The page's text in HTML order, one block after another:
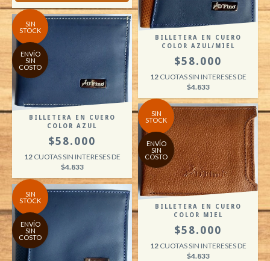
SIN
STOCK
ENVÍO
SIN
COSTO
BILLETERA EN CUERO
COLOR AZUL
$58.000
12 CUOTAS SIN INTERESES DE
$4.833
BILLETERA EN CUERO
COLOR AZUL/MIEL
$58.000
12 CUOTAS SIN INTERESES DE
$4.833
SIN
STOCK
ENVÍO
SIN
COSTO
SIN
STOCK
ENVÍO
SIN
COSTO
BILLETERA EN CUERO
COLOR MIEL
$58.000
12 CUOTAS SIN INTERESES DE
$4.833